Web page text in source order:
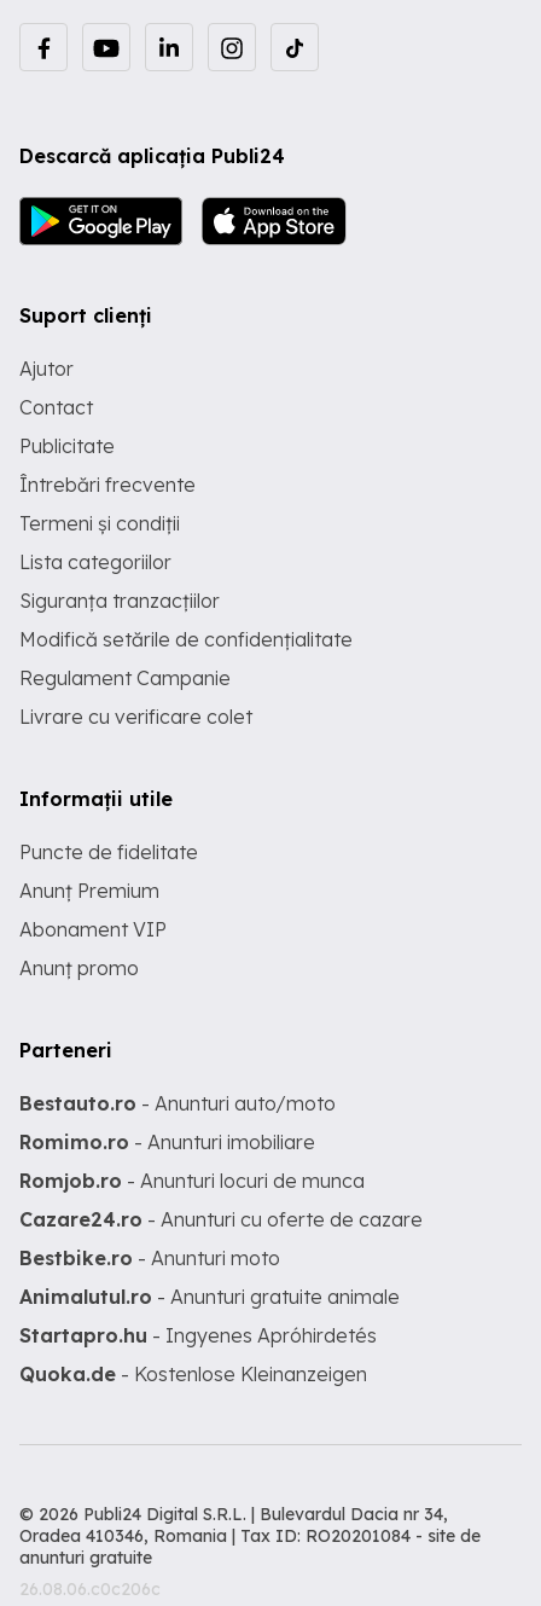
Descarcă aplicația Publi24
Suport clienți
Ajutor
Contact
Publicitate
Întrebări frecvente
Termeni și condiții
Lista categoriilor
Siguranța tranzacțiilor
Modifică setările de confidențialitate
Regulament Campanie
Livrare cu verificare colet
Informații utile
Puncte de fidelitate
Anunț Premium
Abonament VIP
Anunț promo
Parteneri
Bestauto.ro - Anunturi auto/moto
Romimo.ro - Anunturi imobiliare
Romjob.ro - Anunturi locuri de munca
Cazare24.ro - Anunturi cu oferte de cazare
Bestbike.ro - Anunturi moto
Animalutul.ro - Anunturi gratuite animale
Startapro.hu - Ingyenes Apróhirdetés
Quoka.de - Kostenlose Kleinanzeigen
© 2026 Publi24 Digital S.R.L. | Bulevardul Dacia nr 34,
Oradea 410346, Romania | Tax ID: RO20201084 - site de
anunturi gratuite
26.08.06.c0c206c